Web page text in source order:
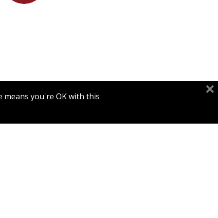
יעקב
you're OK with this.